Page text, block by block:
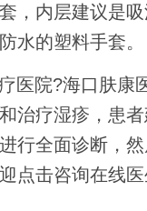
，内层建议是
水的塑料手套。
医院?海口肤康
治疗湿疹，患
行全面诊断，
点击咨询在线